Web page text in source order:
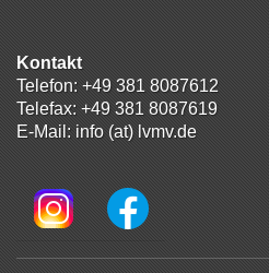
Kontakt
Telefon: +49 381 8087612
Telefax: +49 381 8087619
E-Mail: info (at) lvmv.de